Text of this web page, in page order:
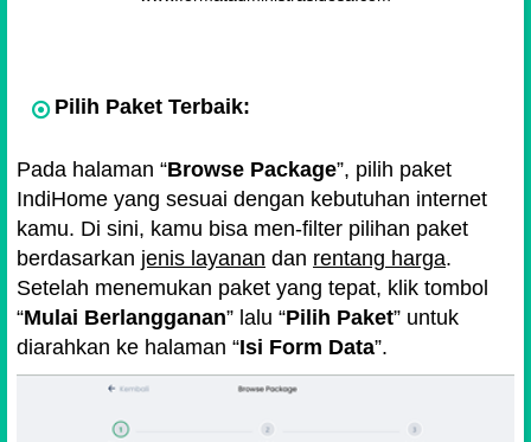
Pilih Paket Terbaik:
Pada halaman Browse Package , pilih paket
IndiHome yang sesuai dengan kebutuhan internet
kamu. Di sini, kamu bisa men-filter pilihan paket
berdasarkan jenis layanan dan rentang harga.
Setelah menemukan paket yang tepat, klik tombol
Mulai Berlangganan
lalu Pilih Paket untuk
diarahkan ke halaman
Isi Form Data .